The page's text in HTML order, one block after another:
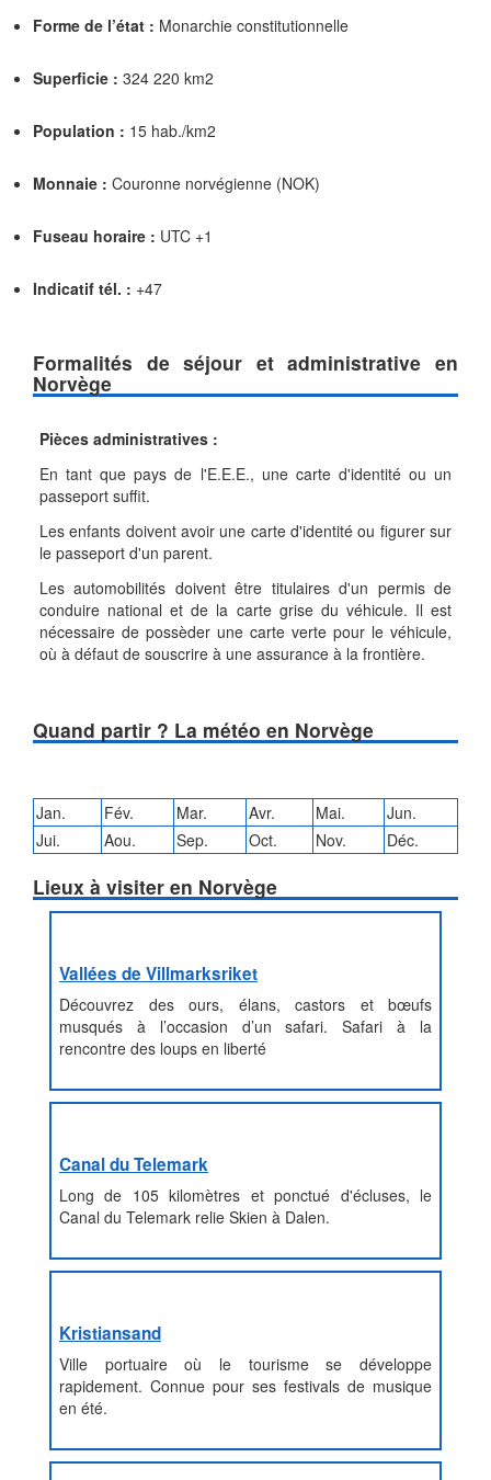
Forme de l’état : Monarchie constitutionnelle
Superficie : 324 220 km2
Population : 15 hab./km2
Monnaie : Couronne norvégienne (NOK)
Fuseau horaire : UTC +1
Indicatif tél. : +47
Formalités de séjour et administrative en
Norvège
Pièces administratives :
En tant que pays de l'E.E.E., une carte d'identité ou un
passeport suffit.
Les enfants doivent avoir une carte d'identité ou figurer sur
le passeport d'un parent.
Les automobilités doivent être titulaires d'un permis de
conduire national et de la carte grise du véhicule. Il est
nécessaire de possèder une carte verte pour le véhicule,
où à défaut de souscrire à une assurance à la frontière.
Quand partir ? La météo en Norvège
Jan. Fév. Mar. Avr. Mai.
Jun.
Jui.
Aou. Sep. Oct. Nov. Déc.
Lieux à visiter en Norvège
Vallées de Villmarksriket
Découvrez des ours, élans, castors et bœufs
musqués à l’occasion d’un safari. Safari à la
rencontre des loups en liberté
Canal du Telemark
Long de 105 kilomètres et ponctué d'écluses, le
Canal du Telemark relie Skien à Dalen.
Kristiansand
Ville portuaire où le tourisme se développe
rapidement. Connue pour ses festivals de musique
en été.